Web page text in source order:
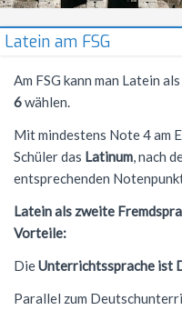
Lehrkräfte
Schülermitverantwortung
Beratungsangebot
Schulsozialarbeit
Hausmeister
Förderverein
Jahresstundentafel G9
Unterrichtszeiten
Schul- und Hausordnung
Demokratiebildung
Schule ohne Rassismus
Geschichte
Oberstufe
Abiturjahrgang 2026
Abiturjahrgang 2027
Abiturjahrgang 2028
Wiederholung
Arbeitsgemeinschaften
AGs im Schuljahr 25/26
Musik-AGs
Cambridge Certificate
Mittagsbetreuung
Hausaufgabenbetreuung
Schülernachhilfe
Bildende Kunst
Deutsch
Außerunterrichtliche
Prüfungen
Englisch
Allgemeines
Ethik
Evangelische Religion
MUSIK
Gesangsklasse
Musik in der Kursstufe
FSG Orchester
FSG Bigband
Schüleraustausch
Übersicht
Frankreichaustausch
Italien-Austausch
Skischullandheim
Sommernachtsfest
Jugend trainiert für Olympia
SERVICE
Kontakt
Vertretungsplan
Krankmeldung
Latein am FSG
Am FSG kann man Latein als
6wählen.
Mit mindestens Note 4 am
Schüler das Latinum, nach
entsprechenden
Latein als zweite
Vorteile:
DieUnterrichtssprache ist
Parallel zum